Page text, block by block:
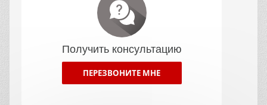
Получить консультацию
ПЕРЕЗВОНИТЕ МНЕ